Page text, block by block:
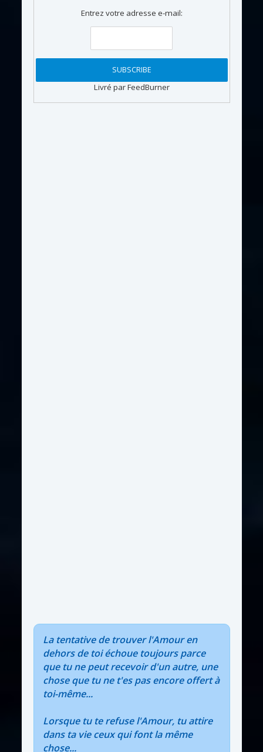
Entrez votre adresse e-mail:
Livré par FeedBurner
La tentative de trouver l'Amour en
dehors de toi échoue toujours parce
que tu ne peut recevoir d'un autre, une
chose que tu ne t'es pas encore offert à
toi-même...
Lorsque tu te refuse l'Amour, tu attire
dans ta vie ceux qui font la même
chose...